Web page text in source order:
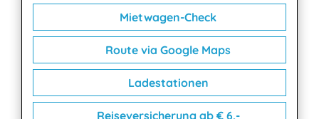
Mietwagen-Check
Route via Google Maps
Ladestationen
Reiseversicherung ab € 6,-